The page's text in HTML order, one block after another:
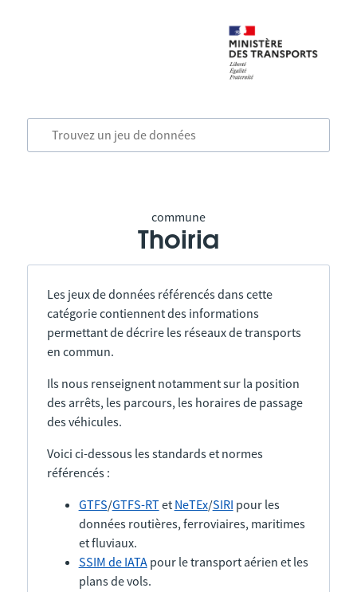
commune
Thoiria
Les jeux de données référencés dans cette
catégorie contiennent des informations
permettant de décrire les réseaux de transports
en commun.
Ils nous renseignent notamment sur la position
des arrêts, les parcours, les horaires de passage
des véhicules.
Voici ci-dessous les standards et normes
référencés :
GTFS/GTFS-RTet NeTEx/SIRI pour les
données routières, ferroviaires, maritimes
et fluviaux.
SSIM de IATApour le transport aérien et les
plans de vols.